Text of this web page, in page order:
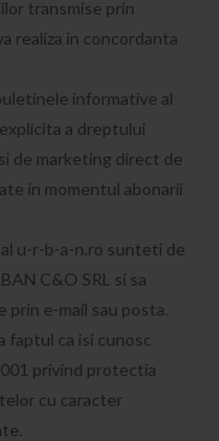
transmise prin
realiza in concordanta
informative al
a dreptului
de marketing direct de
in momentul abonarii
u-r-b-a-n.ro sunteti de
C&O SRL si sa
prin e-mail sau posta.
faptul ca isi cunosc
privind protectia
cu caracter